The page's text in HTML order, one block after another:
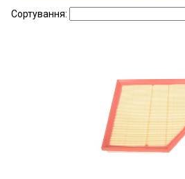
Показати всі
Сортування: